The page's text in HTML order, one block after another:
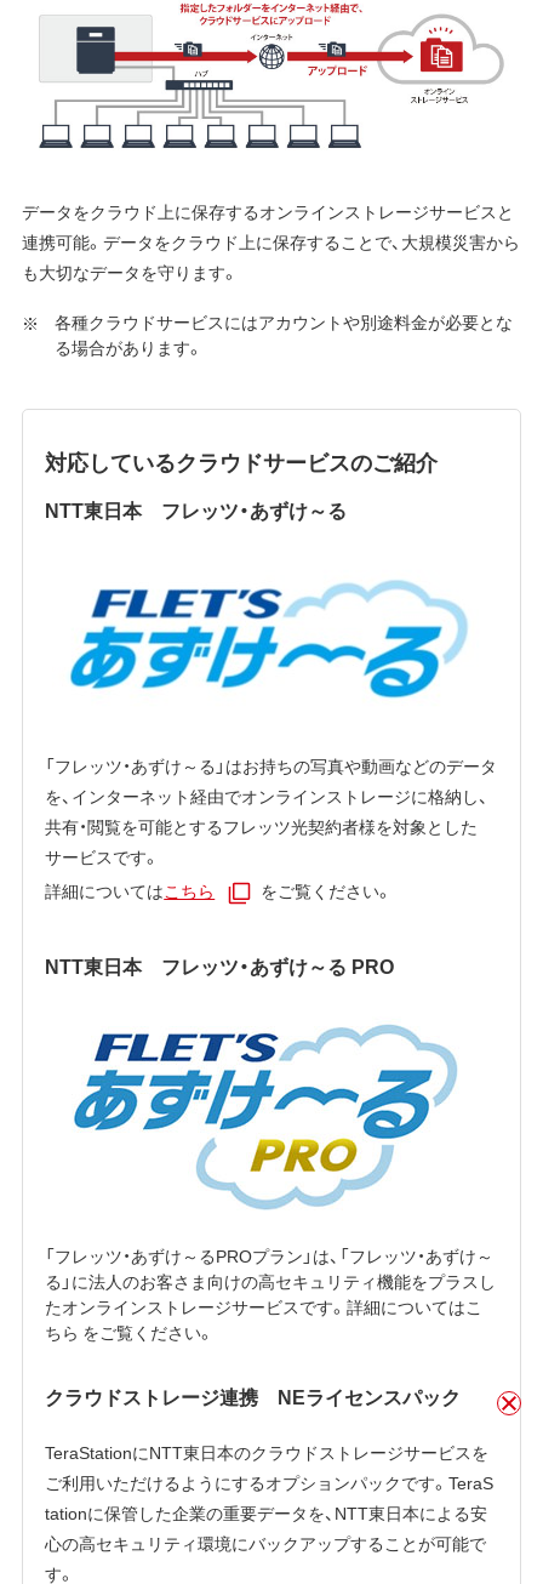
データをクラウド上に保存するオンラインストレージサービスと
連携可能。データをクラウド上に保存することで、大規模災害から
も大切なデータを守ります。
各種クラウドサービスにはアカウントや別途料金が必要とな
る場合があります。
対応しているクラウドサービスのご紹介
NTT東日本 フレッツ・あずけ～る
「フレッツ・あずけ～る」はお持ちの写真や動画などのデータ
を、インターネット経由でオンラインストレージに格納し、
共有・閲覧を可能とするフレッツ光契約者様を対象とした
サービスです。
詳細についてはこちら をご覧ください。
NTT東日本 フレッツ・あずけ～る PRO
「フレッツ・あずけ～るPROプラン」は、「フレッツ・あずけ～
る」に法人のお客さま向けの高セキュリティ機能をプラスし
たオンラインストレージサービスです。詳細についてはこ
ちら をご覧ください。
クラウドストレージ連携 NEライセンスパック
TeraStationにNTT東日本のクラウドストレージサービスを
ご利用いただけるようにするオプションパックです。TeraS
tationに保管した企業の重要データを、NTT東日本による安
心の高セキュリティ環境にバックアップすることが可能で
す。